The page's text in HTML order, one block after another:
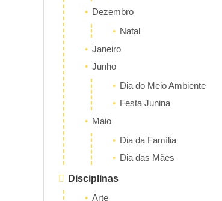
Dezembro
Natal
Janeiro
Junho
Dia do Meio Ambiente
Festa Junina
Maio
Dia da Família
Dia das Mães
Disciplinas
Arte